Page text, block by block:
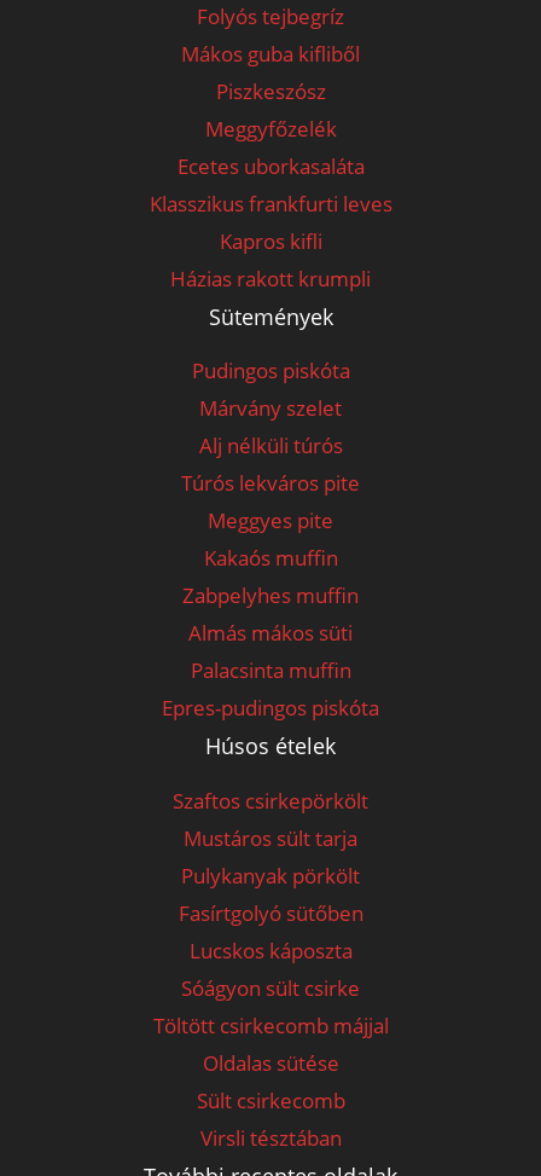
Folyós tejbegríz
Mákos guba kifliből
Piszkeszósz
Meggyfőzelék
Ecetes uborkasaláta
Klasszikus frankfurti leves
Kapros kifli
Házias rakott krumpli
Sütemények
Pudingos piskóta
Márvány szelet
Alj nélküli túrós
Túrós lekváros pite
Meggyes pite
Kakaós muffin
Zabpelyhes muffin
Almás mákos süti
Palacsinta muffin
Epres-pudingos piskóta
Húsos ételek
Szaftos csirkepörkölt
Mustáros sült tarja
Pulykanyak pörkölt
Fasírtgolyó sütőben
Lucskos káposzta
Sóágyon sült csirke
Töltött csirkecomb májjal
Oldalas sütése
Sült csirkecomb
Virsli tésztában